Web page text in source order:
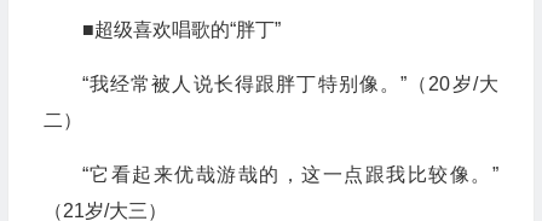
■超级喜欢唱歌的“胖丁”
“我经常被人说长得跟胖丁特别像。”（20岁/大
二）
“它看起来优哉游哉的，这一点跟我比较像。”
（21岁/大三）